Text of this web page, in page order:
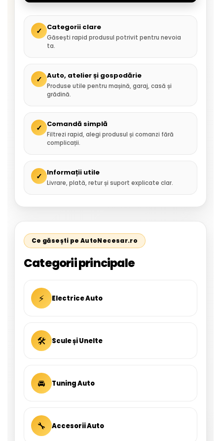
✓ Categorii clare
Găsești rapid produsul potrivit pentru nevoia
ta.
✓ Auto, atelier și gospodărie
Produse utile pentru mașină, garaj, casă și
grădină.
✓ Comandă simplă
Filtrezi rapid, alegi produsul și comanzi fără
complicații.
✓ Informații utile
Livrare, plată, retur și suport explicate clar.
Ce găsești pe AutoNecesar.ro
Categorii principale
⚡ Electrice Auto
🛠 Scule și Unelte
🚘 Tuning Auto
🔧 Accesorii Auto